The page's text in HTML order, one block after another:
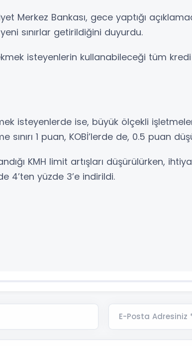
Merkez Bankası, gece yaptığı
sınırlar getirildiğini duyurdu.
isteyenlerin kullanabileceği tüm
isteyenlerde ise, büyük ölçekli
sınırı 1 puan, KOBİ’lerde de, 0.5 puan
KMH limit artışları düşürülürken,
4’ten yüzde 3’e indirildi.
E-Posta Adresiniz